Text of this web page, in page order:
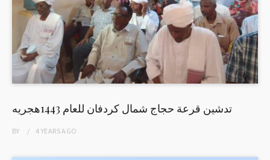
تدشين قرعة حجاج شمال كردفان للعام 1443هجريه
BY 4 YEARSAGO